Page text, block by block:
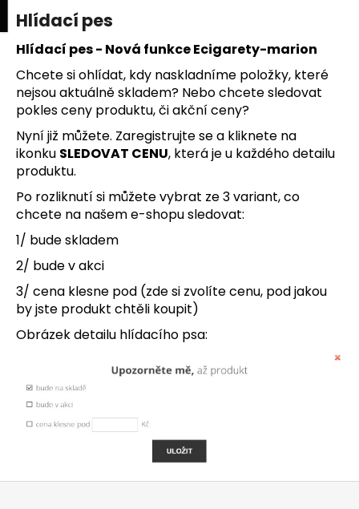
Přejít
na
obsah
Hlídací pes
Hlídací pes - Nová funkce Ecigarety-marion
Chcete si ohlídat, kdy naskladníme položky, které
nejsou aktuálně skladem? Nebo chcete sledovat
pokles ceny produktu, či akční ceny?
Nyní již můžete. Zaregistrujte se a kliknete na
ikonku SLEDOVAT CENU, která je u každého detailu
produktu.
Po rozliknutí si můžete vybrat ze 3 variant, co
chcete na našem e-shopu sledovat:
1/ bude skladem
2/ bude v akci
3/ cena klesne pod (zde si zvolíte cenu, pod jakou
by jste produkt chtěli koupit)
Obrázek detailu hlídacího psa:
o Zpět
Zpět
C
o
p
o
t
ř
e
b
u
j
e
t
e
a
Z